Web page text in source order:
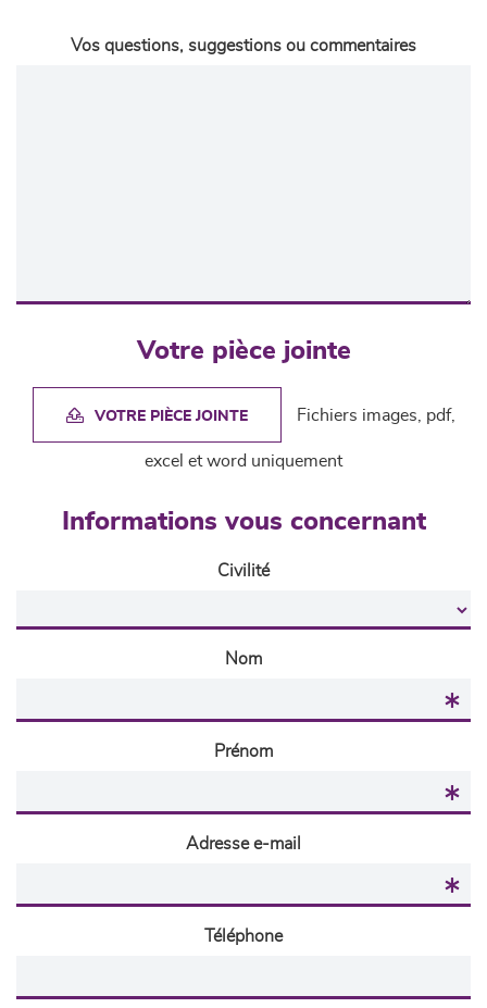
Vos questions, suggestions ou commentaires
Votre pièce jointe
VOTRE PIÈCE JOINTE Fichiers images, pdf,
excel et word uniquement
Informations vous concernant
Civilité
Nom
Prénom
Adresse e-mail
Téléphone